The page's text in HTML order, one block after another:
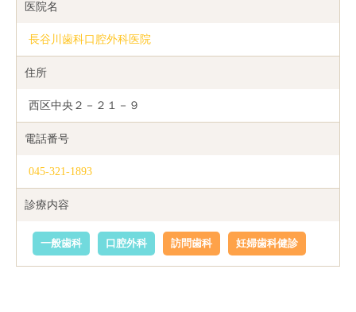
医院名
長谷川歯科口腔外科医院
住所
西区中央２－２１－９
電話番号
045-321-1893
診療内容
一般歯科 口腔外科 訪問歯科 妊婦歯科健診